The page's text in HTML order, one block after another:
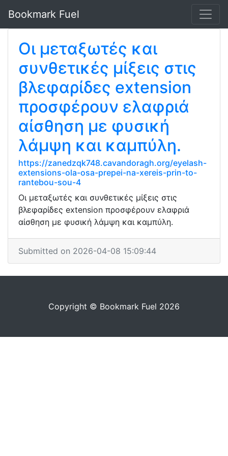
Bookmark Fuel
Οι μεταξωτές και
συνθετικές μίξεις στις
βλεφαρίδες extension
προσφέρουν ελαφριά
αίσθηση με φυσική
λάμψη και καμπύλη.
https://zanedzqk748.cavandoragh.org/eyelash-
extensions-ola-osa-prepei-na-xereis-prin-to-
rantebou-sou-4
Οι μεταξωτές και συνθετικές μίξεις στις
βλεφαρίδες extension προσφέρουν ελαφριά
αίσθηση με φυσική λάμψη και καμπύλη.
Submitted on 2026-04-08 15:09:44
Copyright © Bookmark Fuel 2026